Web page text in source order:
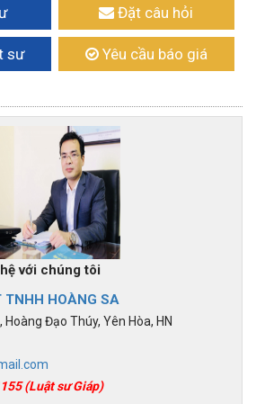
Đặt câu hỏi
sư Yêu cầu báo giá
với chúng tôi
TNHH HOÀNG SA
Đạo Thúy, Yên Hòa, HN
(Luật sư Giáp)